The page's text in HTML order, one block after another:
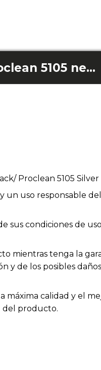
Griglia Proclean 5130/ Proclean 5105 nera/ Proclean 5105 argento
Proclean 5105 Silver
un uso responsable
sus condiciones de
mientras tenga la
y de los posibles
máxima calidad y el
del producto.